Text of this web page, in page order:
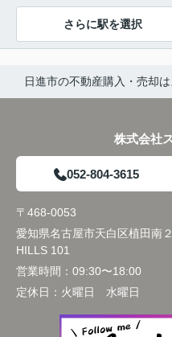
さらに駅を選択
日進市の不動産購入・売却
株式会社
052-804-3615
〒468-0053
愛知県名古屋市天白区植田
HILLS 101
営業時間： 09:30〜18:00
定休日： 火曜日 水曜日